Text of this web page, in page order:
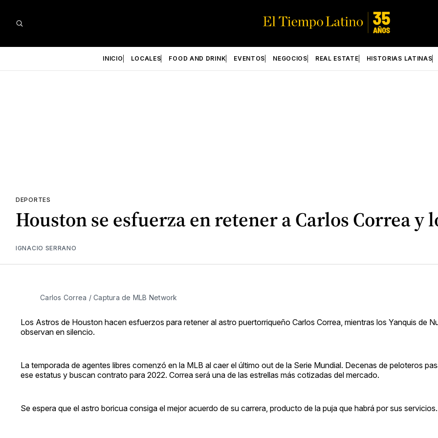
INICIO LOCALES FOOD AND DRINK EVENTOS NEGOCIOS REAL ESTATE HISTORIAS LATINAS
DEPORTES
Houston se esfuerza en retener a Carlos Correa y
IGNACIO SERRANO
Carlos Correa / Captura de MLB Network
Los Astros de Houston hacen esfuerzos para retener al astro puertorriqueño Carlos Correa, mientras los Yanquis de
observan en silencio.
La temporada de agentes libres comenzó en la MLB al caer el último out de la Serie Mundial. Decenas de peloteros
ese estatus y buscan contrato para 2022. Correa será una de las estrellas más cotizadas del mercado.
Se espera que el astro boricua consiga el mejor acuerdo de su carrera, producto de la puja que habrá por sus servicios.